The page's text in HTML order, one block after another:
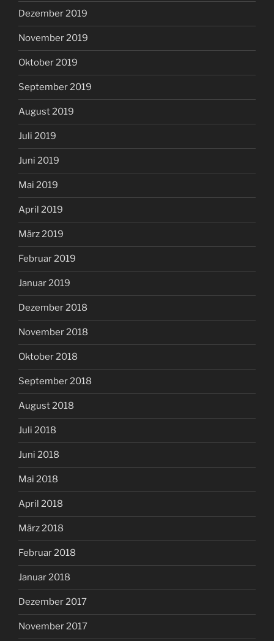
Dezember 2019
November 2019
Oktober 2019
September 2019
August 2019
Juli 2019
Juni 2019
Mai 2019
April 2019
März 2019
Februar 2019
Januar 2019
Dezember 2018
November 2018
Oktober 2018
September 2018
August 2018
Juli 2018
Juni 2018
Mai 2018
April 2018
März 2018
Februar 2018
Januar 2018
Dezember 2017
November 2017